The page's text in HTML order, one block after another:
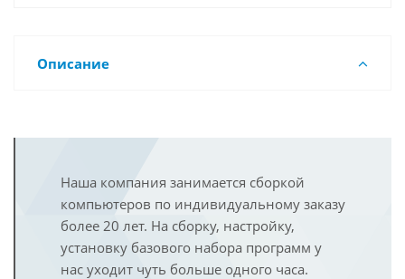
Описание
Наша компания занимается сборкой
компьютеров по индивидуальному заказу
более 20 лет. На сборку, настройку,
установку базового набора программ у
нас уходит чуть больше одного часа.